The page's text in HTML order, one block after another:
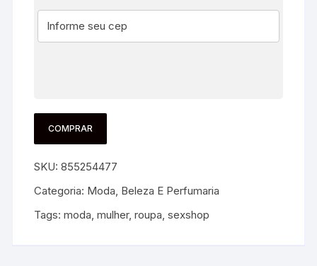
COMPRAR
SKU:855254477
Categoria: Moda, Beleza E Perfumaria
Tags:moda ,mulher,roupa ,sexshop